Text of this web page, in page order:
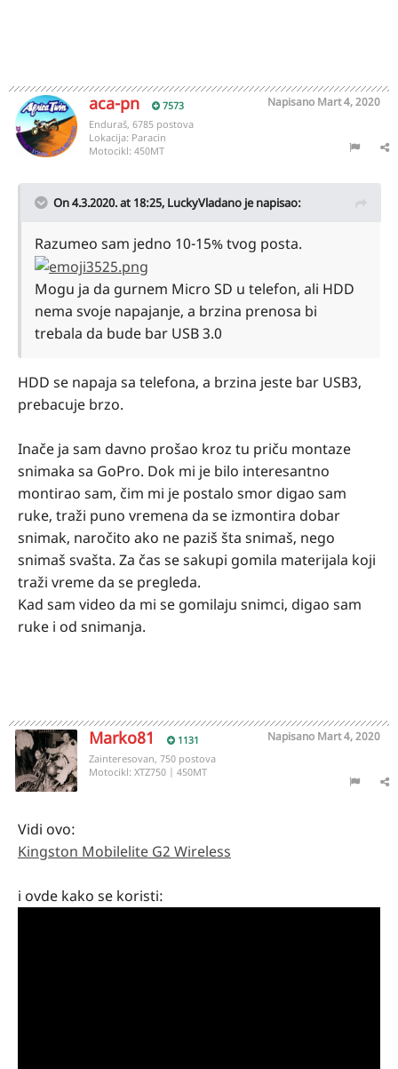
aca-pn 7573 Napisano Mart 4, 2020
Enduraš, 6785 postova
Lokacija: Paracin
Motocikl: 450MT
On 4.3.2020. at 18:25, LuckyVladano je napisao:
Razumeo sam jedno 10-15% tvog posta.
Mogu ja da gurnem Micro SD u telefon, ali HDD
nema svoje napajanje, a brzina prenosa bi
trebala da bude bar USB 3.0
HDD se napaja sa telefona, a brzina jeste bar USB3,
prebacuje brzo.
Inače ja sam davno prošao kroz tu priču montaze
snimaka sa GoPro. Dok mi je bilo interesantno
montirao sam, čim mi je postalo smor digao sam
ruke, traži puno vremena da se izmontira dobar
snimak, naročito ako ne paziš šta snimaš, nego
snimaš svašta. Za čas se sakupi gomila materijala koji
traži vreme da se pregleda.
Kad sam video da mi se gomilaju snimci, digao sam
ruke i od snimanja.
Marko81 1131 Napisano Mart 4, 2020
Zainteresovan, 750 postova
Motocikl: XTZ750 | 450MT
Vidi ovo:
Kingston Mobilelite G2 Wireless
i ovde kako se koristi: